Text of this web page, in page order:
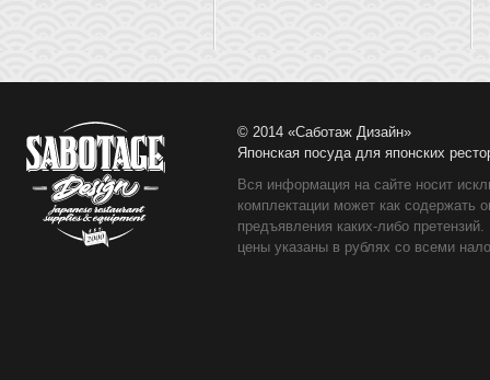
© 2014 «Саботаж Дизайн»
Японская посуда для японских
Вся информация на сайте носит
комплектации может как содержать
предъявления каких-либо
цены указаны в рублях со всеми